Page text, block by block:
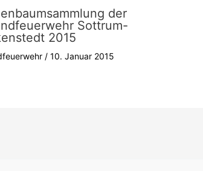
der
Sottrum-
2015
/ 10. Januar 2015